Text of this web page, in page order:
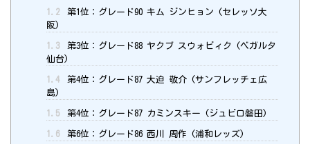
1.2
第1位：グレード90 キム ジンヒョン (セレッソ大
阪)
1.3
第3位：グレード88 ヤクブ スウォビィク (ベガルタ
仙台)
1.4
第4位：グレード87 大迫 敬介 (サンフレッチェ広
島)
1.5 第4位：グレード87 カミンスキー (ジュビロ磐田)
1.6 第6位：グレード86 西川 周作 (浦和レッズ)